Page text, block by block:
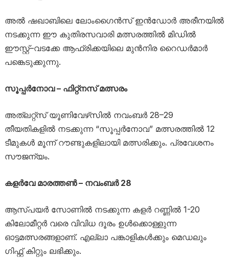
അൽ ഷഖാബിലെ ലോംഗൈൻസ് ഇൻഡോർ അരീനയിൽ
നടക്കുന്ന ഈ കുതിരസവാരി മത്സരത്തിൽ മിഡിൽ
ഈസ്റ്റ്–വടക്കേ ആഫ്രിക്കയിലെ മുൻനിര റൈഡർമാർ
പങ്കെടുക്കുന്നു.
സൂപ്പർനോവ – ഫിറ്റ്‌നസ് മത്സരം
അത്ലറ്റ്സ് യൂണിവേഴ്‌സിൽ നവംബർ 28–29
തീയതികളിൽ നടക്കുന്ന “സൂപ്പർനോവ” മത്സരത്തിൽ 12
ടീമുകൾ മൂന്ന് റൗണ്ടുകളിലായി മത്സരിക്കും. പ്രവേശനം
സൗജന്യം.
കളർവേ മാരത്തൺ – നവംബർ 28
ആസ്പയർ സോണിൽ നടക്കുന്ന കളർ റണ്ണിൽ 1-20
കിലോമീറ്റർ വരെ വിവിധ ദൂരം ഉൾക്കൊള്ളുന്ന
ഓട്ടമത്സരങ്ങളാണ്. എല്ലാ പങ്കാളികൾക്കും മെഡലും
ഗിഫ്റ്റ് കിറ്റും ലഭിക്കും.